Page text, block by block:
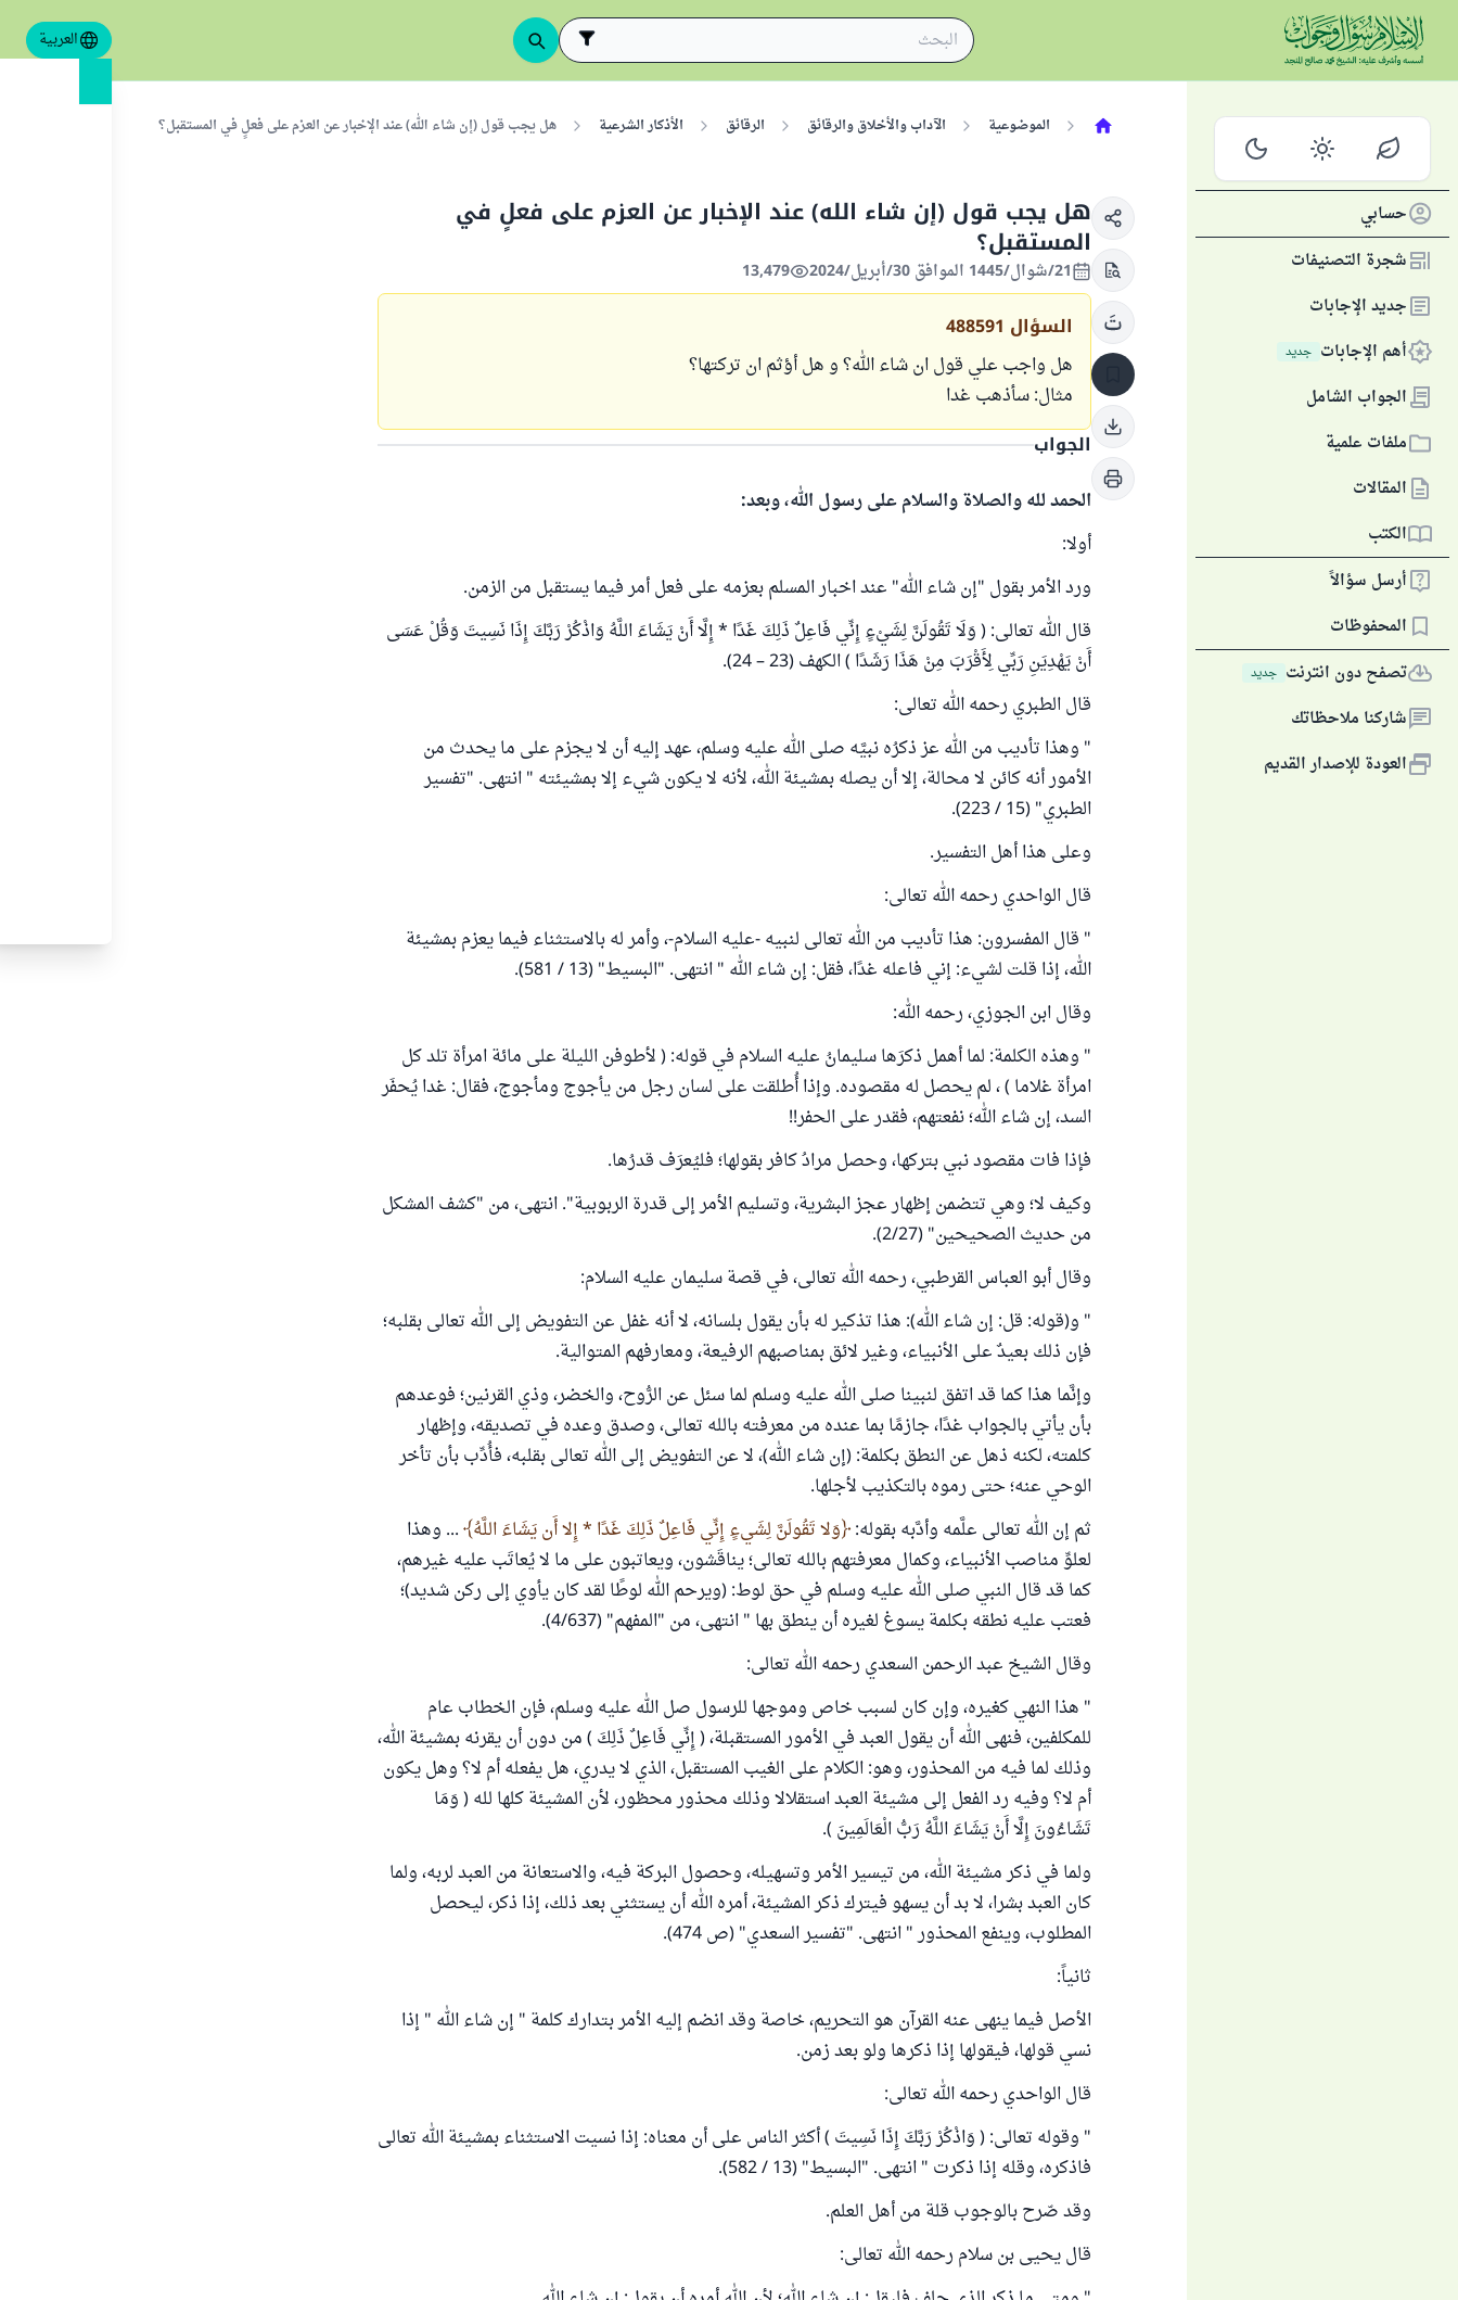
العربية
حسابي
شجرة التصنيفات
جديد الإجابات
أهم الإجابات جديد
الجواب الشامل
ملفات علمية
المقالات
الكتب
أرسل سؤالاً
المحفوظات
تصفح دون انترنت جديد
شاركنا ملاحظاتك
العودة للإصدار القديم
الموضوعية الآداب والأخلاق والرقائق الرقائق الأذكار الشرعية هل يجب قول (إن شاء الله) عند الإخبار عن العزم على فعلٍ في المستقبل؟
هل يجب قول (إن شاء الله) عند الإخبار عن العزم على فعلٍ في
المستقبل؟
21/شوال/1445 الموافق 30/أبريل/2024 13,479
السؤال 488591
هل واجب علي قول ان شاء الله؟ و هل أؤثم ان تركتها؟
مثال: سأذهب غدا
الجواب
الحمد لله والصلاة والسلام على رسول الله، وبعد:
أولا:
ورد الأمر بقول "إن شاء الله" عند اخبار المسلم بعزمه على فعل أمر فيما يستقبل من الزمن.
قال الله تعالى: ( وَلَا تَقُولَنَّ لِشَيْءٍ إِنِّي فَاعِلٌ ذَلِكَ غَدًا * إِلَّا أَنْ يَشَاءَ اللَّهُ وَاذْكُرْ رَبَّكَ إِذَا نَسِيتَ وَقُلْ عَسَى
أَنْ يَهْدِيَنِ رَبِّي لِأَقْرَبَ مِنْ هَذَا رَشَدًا ) الكهف (23 – 24).
قال الطبري رحمه الله تعالى:
" وهذا تأديب من الله عز ذكرُه نبيَّه صلى الله عليه وسلم، عهد إليه أن لا يجزم على ما يحدث من
الأمور أنه كائن لا محالة، إلا أن يصله بمشيئة الله، لأنه لا يكون شيء إلا بمشيئته " انتهى. "تفسير
الطبري" (15 / 223).
وعلى هذا أهل التفسير.
قال الواحدي رحمه الله تعالى:
" قال المفسرون: هذا تأديب من الله تعالى لنبيه -عليه السلام-، وأمر له بالاستثناء فيما يعزم بمشيئة
الله، إذا قلت لشيء: إني فاعله غدًا، فقل: إن شاء الله " انتهى. "البسيط" (13 / 581).
وقال ابن الجوزي، رحمه الله:
" وهذه الكلمة: لما أهمل ذكرَها سليمانُ عليه السلام في قوله: ( لأطوفن الليلة على مائة امرأة تلد كل
امرأة غلاما ) ، لم يحصل له مقصوده. وإذا أُطلقت على لسان رجل من يأجوج ومأجوج، فقال: غدا يُحفَر
السد، إن شاء الله؛ نفعتهم، فقدر على الحفر!!
فإذا فات مقصود نبي بتركها، وحصل مرادُ كافر بقولها؛ فليُعرَف قدرُها.
وكيف لا؛ وهي تتضمن إظهار عجز البشرية، وتسليم الأمر إلى قدرة الربوبية". انتهى، من "كشف المشكل
من حديث الصحيحين" (2/27).
وقال أبو العباس القرطبي، رحمه الله تعالى، في قصة سليمان عليه السلام:
" و(قوله: قل: إن شاء الله): هذا تذكير له بأن يقول بلسانه، لا أنه غفل عن التفويض إلى الله تعالى بقلبه؛
فإن ذلك بعيدٌ على الأنبياء، وغير لائق بمناصبهم الرفيعة، ومعارفهم المتوالية.
وإنَّما هذا كما قد اتفق لنبينا صلى الله عليه وسلم لما سئل عن الرُّوح، والخضر، وذي القرنين؛ فوعدهم
بأن يأتي بالجواب غدًا، جازمًا بما عنده من معرفته بالله تعالى، وصدق وعده في تصديقه، وإظهار
كلمته، لكنه ذهل عن النطق بكلمة: (إن شاء الله)، لا عن التفويض إلى الله تعالى بقلبه، فأُدِّب بأن تأخر
الوحي عنه؛ حتى رموه بالتكذيب لأجلها.
ثم إن الله تعالى علَّمه وأدَّبه بقوله: ‌وَلا ‌تَقُولَنَّ ‌لِشَيءٍ إِنِّي فَاعِلٌ ذَلِكَ غَدًا * إِلا أَن ‌يَشَاءَ ‌اللَّهُ ... وهذا
لعلوِّ مناصب الأنبياء، وكمال معرفتهم بالله تعالى؛ يناقَشون، ويعاتبون على ما لا يُعاتَب عليه غيرهم،
كما قد قال النبي صلى الله عليه وسلم في حق لوط: (ويرحم الله لوطًا لقد كان يأوي إلى ركن شديد)؛
فعتب عليه نطقه بكلمة يسوغ لغيره أن ينطق بها " انتهى، من "المفهم" (4/637).
وقال الشيخ عبد الرحمن السعدي رحمه الله تعالى:
" هذا النهي كغيره، وإن كان لسبب خاص وموجها للرسول صل الله عليه وسلم، فإن الخطاب عام
للمكلفين، فنهى الله أن يقول العبد في الأمور المستقبلة، ( إِنِّي فَاعِلٌ ذَلِكَ ) من دون أن يقرنه بمشيئة الله،
وذلك لما فيه من المحذور، وهو: الكلام على الغيب المستقبل، الذي لا يدري، هل يفعله أم لا؟ وهل يكون
أم لا؟ وفيه رد الفعل إلى مشيئة العبد استقلالا وذلك محذور محظور، لأن المشيئة كلها لله ( وَمَا
تَشَاءُونَ إِلَّا أَنْ يَشَاءَ اللَّهُ رَبُّ الْعَالَمِينَ ).
ولما في ذكر مشيئة الله، من تيسير الأمر وتسهيله، وحصول البركة فيه، والاستعانة من العبد لربه، ولما
كان العبد بشرا، لا بد أن يسهو فيترك ذكر المشيئة، أمره الله أن يستثني بعد ذلك، إذا ذكر، ليحصل
المطلوب، وينفع المحذور " انتهى. "تفسير السعدي" (ص 474).
ثانياً:
الأصل فيما ينهى عنه القرآن هو التحريم، خاصة وقد انضم إليه الأمر بتدارك كلمة " إن شاء الله " إذا
نسي قولها، فيقولها إذا ذكرها ولو بعد زمن.
قال الواحدي رحمه الله تعالى:
" وقوله تعالى: ( وَاذْكُرْ رَبَّكَ إِذَا نَسِيتَ ) أكثر الناس على أن معناه: إذا نسيت الاستثناء بمشيئة الله تعالى
فاذكره، وقله إذا ذكرت " انتهى. "البسيط" (13 / 582).
وقد صّرح بالوجوب قلة من أهل العلم.
قال يحيى بن سلام رحمه الله تعالى: